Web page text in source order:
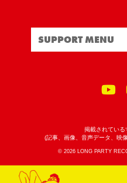
SUPPORT MENU
掲載されている
(記事、画像、音声データ、映
© 2026 LONG PARTY